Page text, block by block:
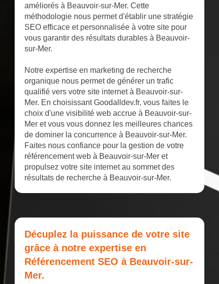
améliorés à Beauvoir-sur-Mer. Cette
méthodologie nous permet d'établir une stratégie
SEO efficace et personnalisée à votre site pour
vous garantir des résultats durables à Beauvoir-
sur-Mer.
Notre expertise en marketing de recherche
organique nous permet de générer un trafic
qualifié vers votre site internet à Beauvoir-sur-
Mer. En choisissant Goodalldev.fr, vous faites le
choix d'une visibilité web accrue à Beauvoir-sur-
Mer et vous vous donnez les meilleures chances
de dominer la concurrence à Beauvoir-sur-Mer.
Faites nous confiance pour la gestion de votre
référencement web à Beauvoir-sur-Mer et
propulsez votre site internet au sommet des
résultats de recherche à Beauvoir-sur-Mer.
Décuplez la puissance de votre site
grâce à notre expertise en
Référencement SEO à Beauvoir-sur-
Mer.